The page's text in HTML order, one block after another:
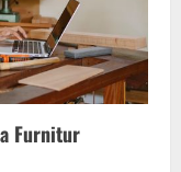
Furnitur